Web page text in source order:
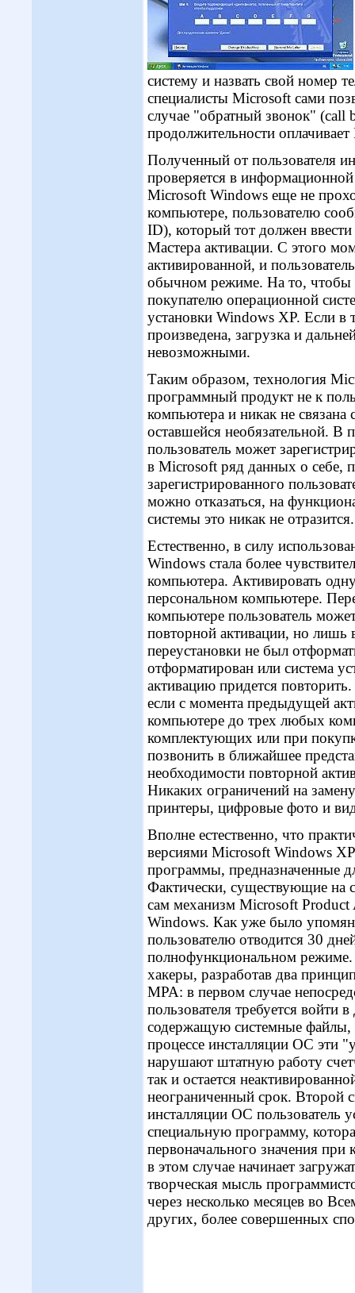
систему и назвать свой номер
специалисты Microsoft сами
случае "обратный звонок" (call
продолжительности
Полученный от пользователя
проверяется в
Microsoft Windows еще не
компьютере, пользователю
ID), который тот должен
Мастера активации. С этого
активированной, и
обычном режиме. На то, чтобы
покупателю операционной
установки Windows XP. Если в
произведена, загрузка и
невозможными.
Таким образом, технология
программный продукт не к
компьютера и никак не связана
оставшейся необязательной. В
пользователь может
в Microsoft ряд данных о себе,
зарегистрированного
можно отказаться, на
системы это никак не отразится.
Естественно, в силу
Windows стала более
компьютера. Активировать
персональном компьютере.
компьютере пользователь
повторной активации, но лишь
переустановки не был
отформатирован или система
активацию придется
если с момента предыдущей
компьютере до трех любых
комплектующих или при
позвонить в ближайшее
необходимости повторной
Никаких ограничений на
принтеры, цифровые фото и
Вполне естественно, что
версиями Microsoft Windows
программы, предназначенные
Фактически, существующие на
сам механизм Microsoft Product
Windows. Как уже было
пользователю отводится 30
полнофункциональном режиме.
хакеры, разработав два
MPA: в первом случае
пользователя требуется
содержащую системные файлы,
процессе инсталляции ОС эти
нарушают штатную работу
так и остается
неограниченный срок. Второй
инсталляции ОС пользователь
специальную программу,
первоначального значения
в этом случае начинает
творческая мысль
через несколько месяцев во
других, более совершенных